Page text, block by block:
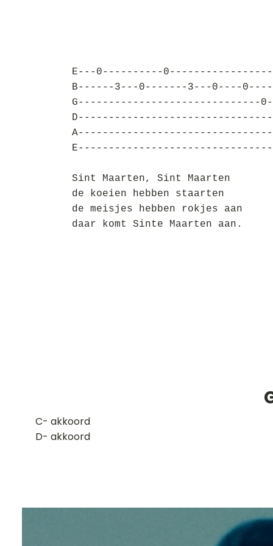
E---0----------
B------3---0-------3---0----
G------------------------------
Sint Maarten, Sint Maarten
de koeien hebben staarten
de meisjes hebben rokjes aan
daar komt Sinte Maarten aan.
​C- akkoord
D- akkoord